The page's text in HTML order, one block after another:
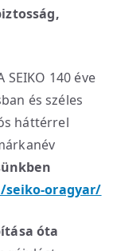
SEIKO 140 éve
és széles
háttérrel
oragyar/
óta